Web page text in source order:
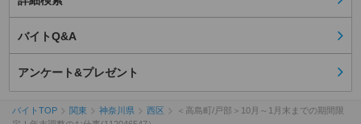
バイトQ&A
アンケート&プレゼント
バイトTOP 関東 神奈川県 西区
＜高島町/戸部＞10月～1月末までの期間限